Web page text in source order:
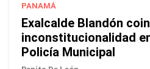
PANAMÁ
Exalcalde Blandón
inconstitucionalidad
Policía Municipal